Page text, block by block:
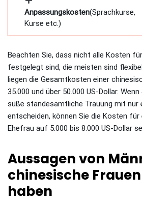
Anpassungskosten(Sprachkurse,
Kurse etc.)
Beachten Sie, dass nicht alle Kosten
festgelegt sind, die meisten sind
liegen die Gesamtkosten einer
35.000 und über 50.000 US-Dollar.
süße standesamtliche Trauung mit nur
entscheiden, können Sie die Kosten für
Ehefrau auf 5.000 bis 8.000 US-Dollar
Aussagen von
chinesische
haben